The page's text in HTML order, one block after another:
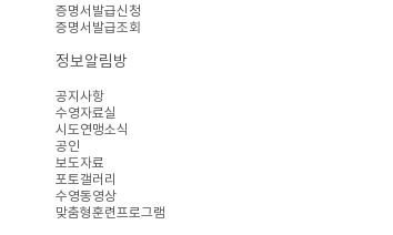
증명서발급신청
증명서발급조회
정보알림방
공지사항
수영자료실
시도연맹소식
공인
보도자료
포토갤러리
수영동영상
맞춤형훈련프로그램